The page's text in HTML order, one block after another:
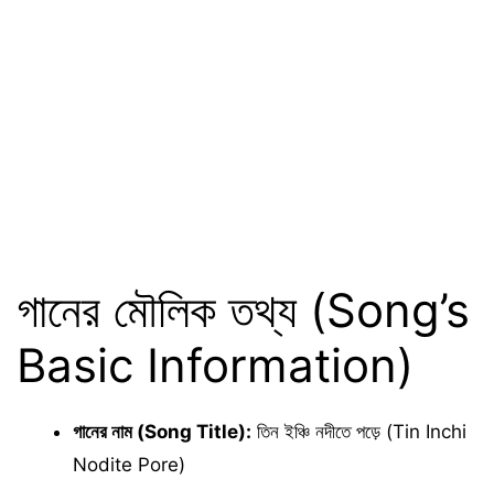
গানের মৌলিক তথ্য (Song’s
Basic Information)
গানের নাম (Song Title): তিন ইঞ্চি নদীতে পড়ে (Tin Inchi
Nodite Pore)